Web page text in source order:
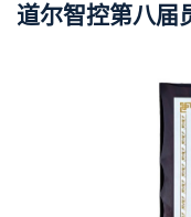
道尔智控第八届